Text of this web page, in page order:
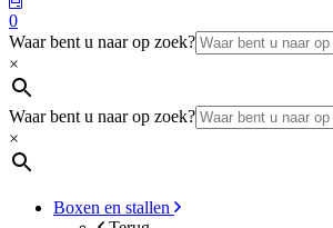
0
Waar bent u naar op zoek?
×
Waar bent u naar op zoek?
×
Boxen en stallen